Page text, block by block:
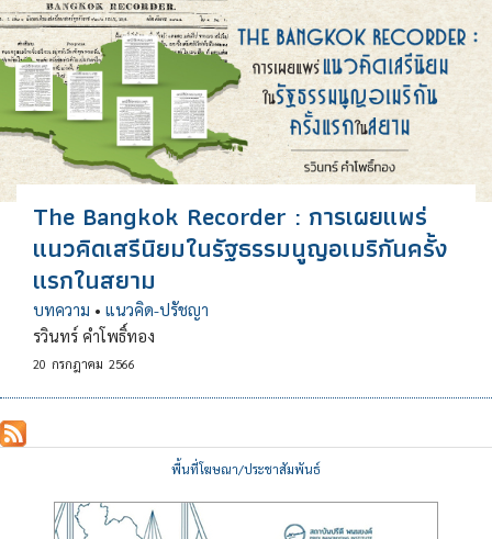
The Bangkok Recorder : การเผยแพร่
แนวคิดเสรีนิยมในรัฐธรรมนูญอเมริกันครั้ง
แรกในสยาม
บทความ • แนวคิด-ปรัชญา
รวินทร์ คำโพธิ์ทอง
20 กรกฎาคม 2566
พื้นที่โฆษณา/ประชาสัมพันธ์